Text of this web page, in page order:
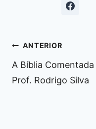
Navegação
de
Post
ANTERIOR
A Bíblia Comentada
Prof. Rodrigo Silva